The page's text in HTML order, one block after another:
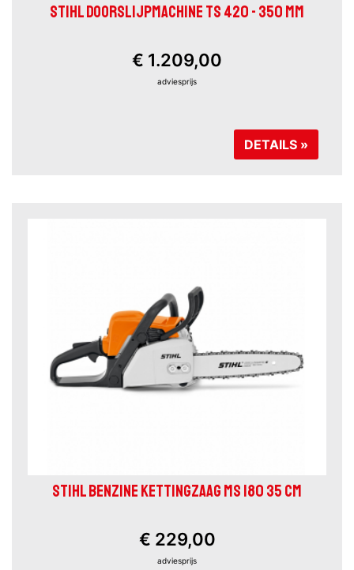
STIHL DOORSLIJPMACHINE TS 420 - 350 MM
€ 1.209,00
adviesprijs
DETAILS »
STIHL BENZINE KETTINGZAAG MS 180 35 CM
€ 229,00
adviesprijs